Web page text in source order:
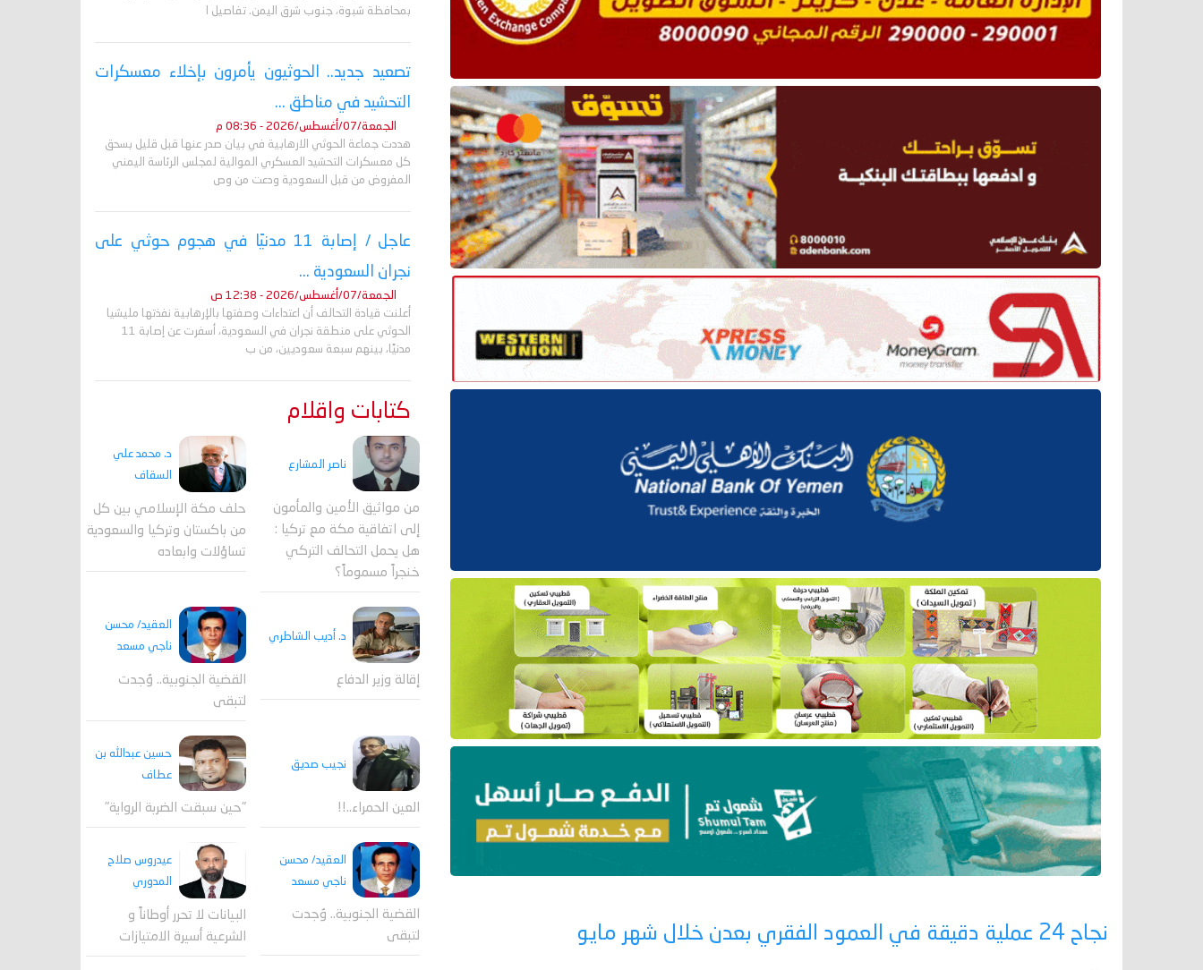
نجاح 24 عملية دقيقة في العمود الفقري بعدن خلال شهر مايو
بمحافظة شبوة، جنوب شرق اليمن. تفاصيل ا
تصعيد جديد.. الحوثيون يأمرون بإخلاء معسكرات
التحشيد في مناطق ...
الجمعة/07/أغسطس/2026 - 08:36 م
هددت جماعة الحوثي الارهابية في بيان صدر عنها قبل قليل بسحق
كل معسكرات التحشيد العسكري الموالية لمجلس الرئاسة اليمني
المفروض من قبل السعودية ودعت من وص
عاجل / إصابة 11 مدنيًا في هجوم حوثي على
نجران السعودية ...
الجمعة/07/أغسطس/2026 - 12:38 ص
أعلنت قيادة التحالف أن اعتداءات وصفتها بالإرهابية نفذتها مليشيا
الحوثي على منطقة نجران في السعودية، أسفرت عن إصابة 11
مدنيًا، بينهم سبعة سعوديين، من ب
كتابات واقلام
ناصر المشارع
من مواثيق الأمين والمأمون
إلى اتفاقية مكة مع تركيا :
هل يحمل التحالف التركي
خنجراً مسموماً؟
د. محمد علي
السقاف
حلف مكة الإسلامي بين كل
من باكستان وتركيا والسعودية
تساؤلات وابعاده
د. أديب الشاطري
إقالة وزير الدفاع
العقيد/ محسن
ناجي مسعد
القضية الجنوبية.. وُجدت
لتبقى
نجيب صديق
العين الحمراء..!!
حسين عبدالله بن
عطاف
"حين سبقت الضربة الرواية"
العقيد/ محسن
ناجي مسعد
القضية الجنوبية.. وُجدت
لتبقى
عيدروس صلاح
المدوري
البيانات لا تحرر أوطاناً و
الشرعية أسيرة الامتيازات